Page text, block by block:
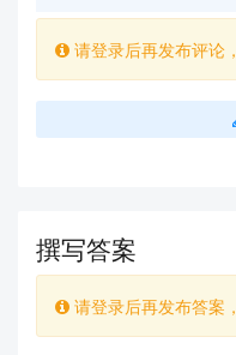
请登录后再发布评论，
撰写答案
请登录后再发布答案，